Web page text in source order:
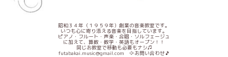
昭和３４年（１９５９年）創業の音楽教室です。
いつも心に寄り添える音楽を目指しています。
ピアノ・フルート・声楽・合唱・ソルフェージュ
に加えて、算数・数学・英語もオープン！！
同じお教室で移動も必要もナシ♫
futabakai.music@gmail.com ⇦お問い合わせ🎵